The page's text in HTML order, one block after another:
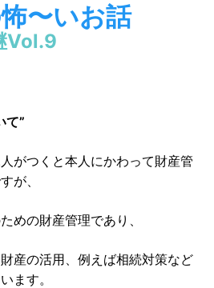
〜いお話
Vol.9
て”
がつくと本人にかわって財産管
が、
めの財産管理であり、
産の活用、例えば相続対策など
ます。